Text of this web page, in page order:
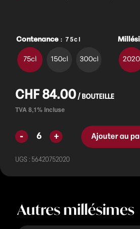
Contenance : 75cl
75cl 150cl 300cl 2020
CHF 84.00
Ajouter au
UGS : 56420752020
Autres millésimes